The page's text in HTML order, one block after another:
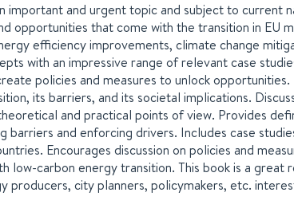
and urgent topic and subject to current
opportunities that come with the transition in EU
efficiency improvements, climate change
with an impressive range of relevant case
policies and measures to unlock opportunities.
its barriers, and its societal implications.
and practical points of view. Provides
and enforcing drivers. Includes case
Encourages discussion on policies and
low-carbon energy transition. This book is a great
producers, city planners, policymakers, etc.